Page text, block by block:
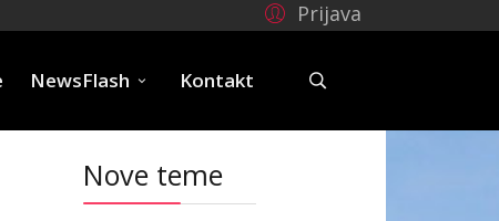
Prijava
NewsFlash Kontakt
Nove teme